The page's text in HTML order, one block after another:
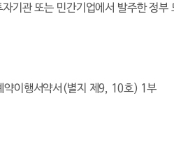
자기관 또는 민간기업에서 발주한 정
이행서약서 (별지 제9, 10호) 1부